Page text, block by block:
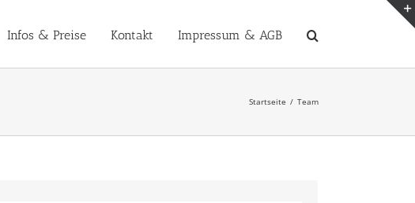
Infos & Preise Kontakt Impressum & AGB
Startseite Team